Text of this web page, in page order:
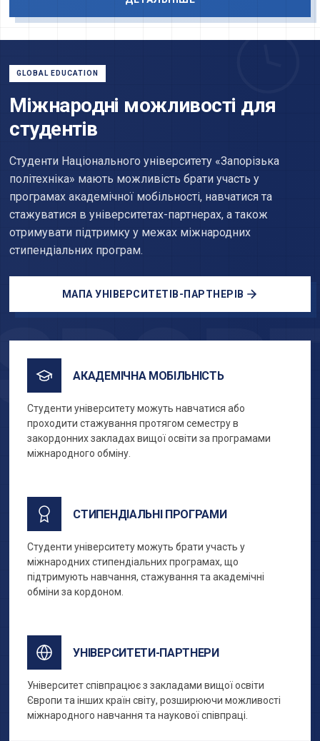
ДЕТАЛЬНІШЕ
Міжнародні можливості для
студентів
Студенти Національного університету «Запорізька
політехніка» мають можливість брати участь у
програмах академічної мобільності, навчатися та
стажуватися в університетах-партнерах, а також
отримувати підтримку у межах міжнародних
стипендіальних програм.
МАПА УНІВЕРСИТЕТІВ-ПАРТНЕРІВ
АКАДЕМІЧНА МОБІЛЬНІСТЬ
Студенти університету можуть навчатися або
проходити стажування протягом семестру в
закордонних закладах вищої освіти за програмами
міжнародного обміну.
СТИПЕНДІАЛЬНІ ПРОГРАМИ
Студенти університету можуть брати участь у
міжнародних стипендіальних програмах, що
підтримують навчання, стажування та академічні
обміни за кордоном.
УНІВЕРСИТЕТИ-ПАРТНЕРИ
Університет співпрацює з закладами вищої освіти
Європи та інших країн світу, розширюючи можливості
міжнародного навчання та наукової співпраці.